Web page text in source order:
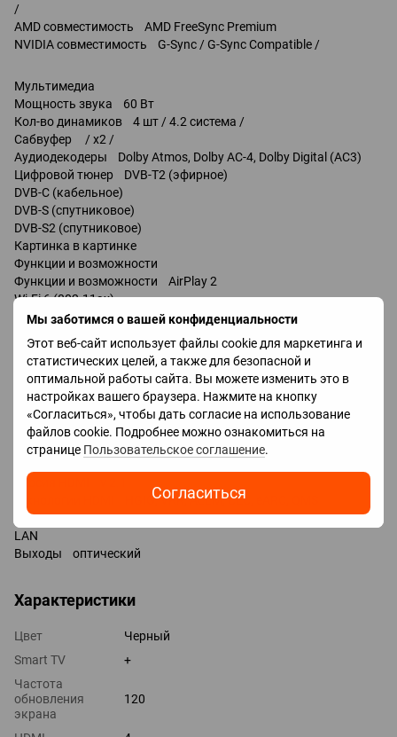
Мы заботимся о вашей конфиденциальности
Этот веб-сайт использует файлы cookie для маркетинга и
статистических целей, а также для безопасной и
оптимальной работы сайта. Вы можете изменить это в
настройках вашего браузера. Нажмите на кнопку
«Согласиться», чтобы дать согласие на использование
файлов cookie. Подробнее можно ознакомиться на
странице Пользовательское соглашение.
Согласиться
/
AMD совместимость AMD FreeSync Premium
NVIDIA совместимость G-Sync / G-Sync Compatible /
Мультимедиа
Мощность звука 60 Вт
Кол-во динамиков 4 шт / 4.2 система /
Сабвуфер / x2 /
Аудиодекодеры Dolby Atmos, Dolby AC-4, Dolby Digital (AC3)
Цифровой тюнер DVB-T2 (эфирное)
DVB-C (кабельное)
DVB-S (спутниковое)
DVB-S2 (спутниковое)
Картинка в картинке
Функции и возможности
Функции и возможности AirPlay 2
Wi-Fi 6 (802.11ax)
Miracast
Bluetooth v 5.1
управление голосом
Amazon Alexa
Google Assistant
Разъемы
Версия HDMI v 2.1
Технологии HDMI HGIG, VRR, ALLM, CEC, eARC, QMS
Дополнительные входы USB 3 шт / v2.0 /
LAN
Выходы оптический
Характеристики
Цвет
Черный
Smart TV
+
Частота
обновления
экрана
120